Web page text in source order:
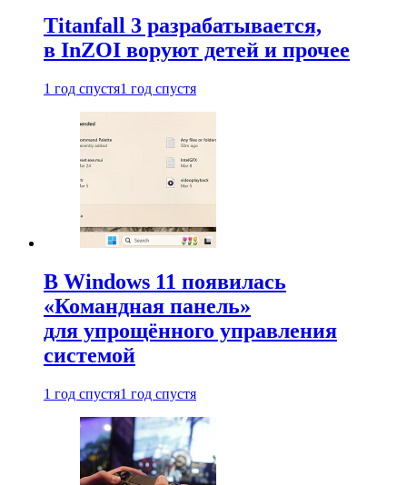
Titanfall 3 разрабатывается,
в InZOI воруют детей и прочее
1 год спустя1 год спустя
В Windows 11 появилась
«Командная панель»
для упрощённого управления
системой
1 год спустя1 год спустя